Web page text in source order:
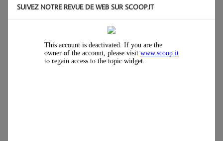
SUIVEZ NOTRE REVUE DE WEB SUR SCOOP.IT